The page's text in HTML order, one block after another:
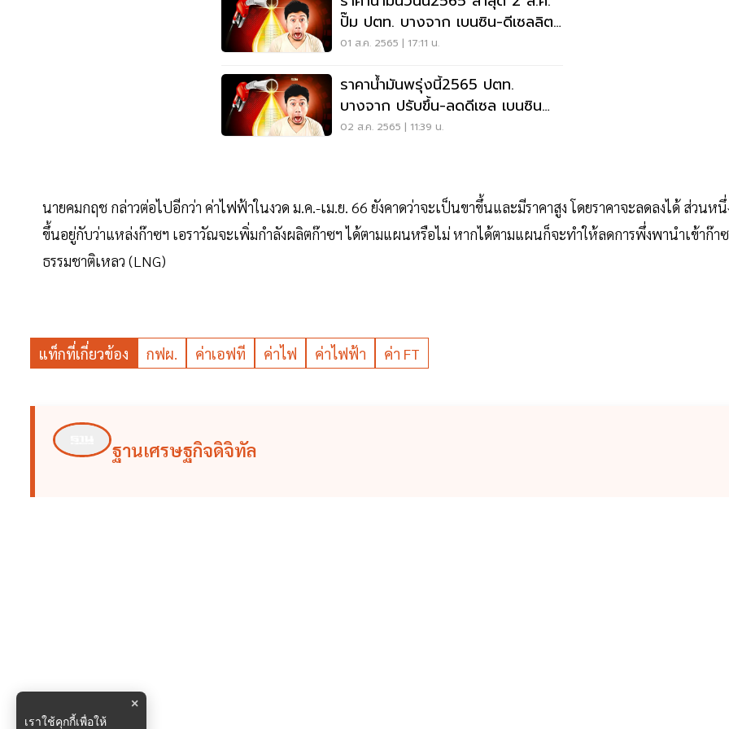
ปั๊ม ปตท. บางจาก เบนซิน-ดีเซลลิตร
ละกี่บาท
01 ส.ค. 2565 | 17:11 น.
ราคาน้ำมันพรุ่งนี้2565 ปตท.
บางจาก ปรับขึ้น-ลดดีเซล เบนซิน
หรือไม่ เช็คเลย
02 ส.ค. 2565 | 11:39 น.
นายคมกฤช กล่าวต่อไปอีกว่า ค่าไฟฟ้าในงวด ม.ค.-เม.ย. 66 ยังคาดว่าจะเป็นขาขึ้นและมีราคาสูง โดยราคาจะลดลงได้ ส่วนห
ขึ้นอยู่กับว่าแหล่งก๊าซฯ เอราวัณจะเพิ่มกำลังผลิตก๊าซฯ ได้ตามแผนหรือไม่ หากได้ตามแผนก็จะทำให้ลดการพึ่งพานำเข้าก๊าซ
ธรรมชาติเหลว (LNG)
แท็กที่เกี่ยวข้อง กฟผ. ค่าเอฟที ค่าไฟ ค่าไฟฟ้า ค่า FT
ฐานเศรษฐกิจดิจิทัล
×
เราใช้คุกกี้เพื่อให้